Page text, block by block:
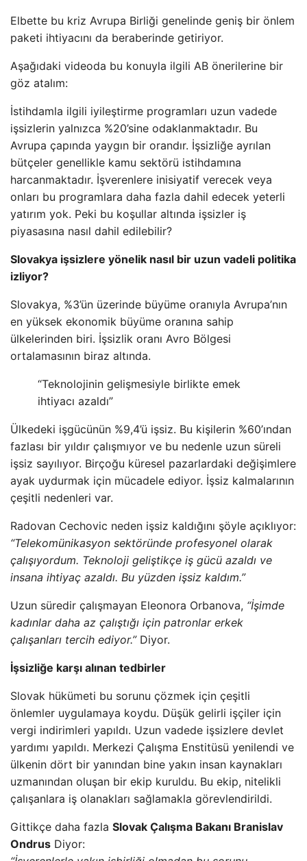
Elbette bu kriz Avrupa Birliği genelinde geniş bir önlem
paketi ihtiyacını da beraberinde getiriyor.
Aşağıdaki videoda bu konuyla ilgili AB önerilerine bir
göz atalım:
İstihdamla ilgili iyileştirme programları uzun vadede
işsizlerin yalnızca %20’sine odaklanmaktadır. Bu
Avrupa çapında yaygın bir orandır. İşsizliğe ayrılan
bütçeler genellikle kamu sektörü istihdamına
harcanmaktadır. İşverenlere inisiyatif verecek veya
onları bu programlara daha fazla dahil edecek yeterli
yatırım yok. Peki bu koşullar altında işsizler iş
piyasasına nasıl dahil edilebilir?
Slovakya işsizlere yönelik nasıl bir uzun vadeli politika
izliyor?
Slovakya, %3’ün üzerinde büyüme oranıyla Avrupa’nın
en yüksek ekonomik büyüme oranına sahip
ülkelerinden biri. İşsizlik oranı Avro Bölgesi
ortalamasının biraz altında.
“Teknolojinin gelişmesiyle birlikte emek
ihtiyacı azaldı”
Ülkedeki işgücünün %9,4’ü işsiz. Bu kişilerin %60’ından
fazlası bir yıldır çalışmıyor ve bu nedenle uzun süreli
işsiz sayılıyor. Birçoğu küresel pazarlardaki değişimlere
ayak uydurmak için mücadele ediyor. İşsiz kalmalarının
çeşitli nedenleri var.
Radovan Cechovic neden işsiz kaldığını şöyle açıklıyor:
“Telekomünikasyon sektöründe profesyonel olarak
çalışıyordum. Teknoloji geliştikçe iş gücü azaldı ve
insana ihtiyaç azaldı. Bu yüzden işsiz kaldım.”
Uzun süredir çalışmayan Eleonora Orbanova, “İşimde
kadınlar daha az çalıştığı için patronlar erkek
çalışanları tercih ediyor.”Diyor.
İşsizliğe karşı alınan tedbirler
Slovak hükümeti bu sorunu çözmek için çeşitli
önlemler uygulamaya koydu. Düşük gelirli işçiler için
vergi indirimleri yapıldı. Uzun vadede işsizlere devlet
yardımı yapıldı. Merkezi Çalışma Enstitüsü yenilendi ve
ülkenin dört bir yanından bine yakın insan kaynakları
uzmanından oluşan bir ekip kuruldu. Bu ekip, nitelikli
çalışanlara iş olanakları sağlamakla görevlendirildi.
Gittikçe daha fazla Slovak Çalışma Bakanı Branislav
Ondrus Diyor: